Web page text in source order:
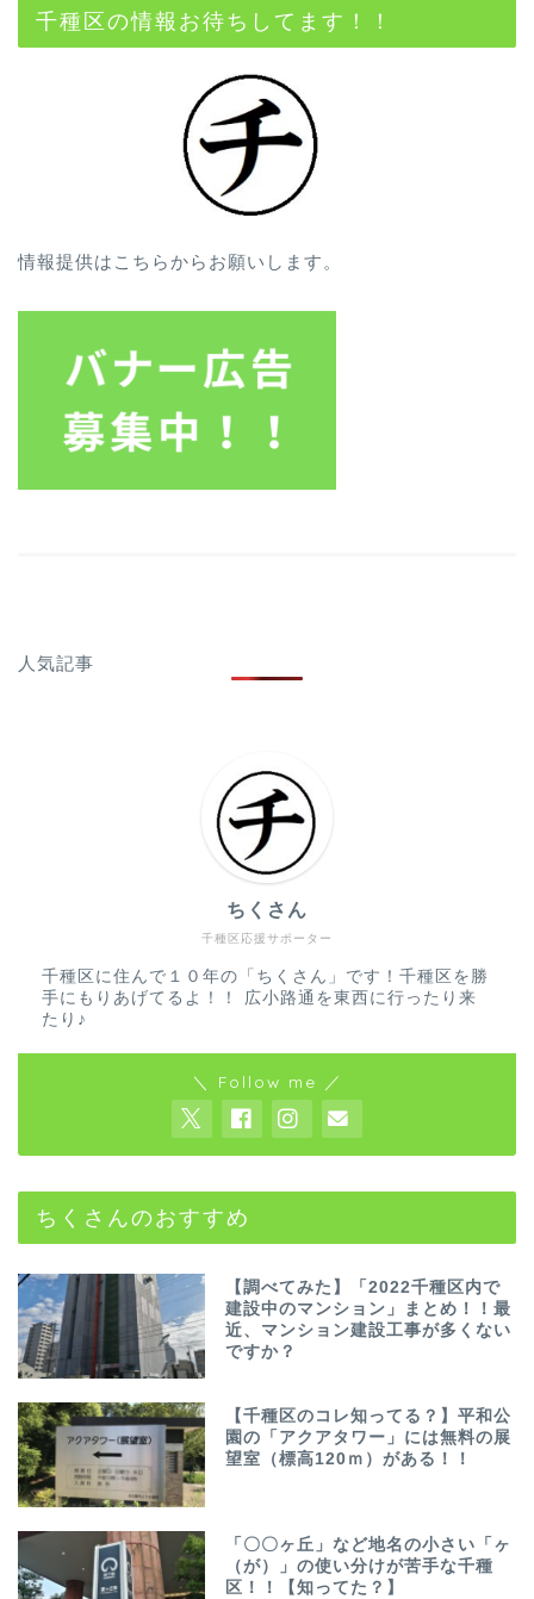
千種区の情報お待ちしてます！！
情報提供はこちらからお願いします。
人気記事
千種区応援サポーター
ちくさん
千種区に住んで１０年の「ちくさん」です！千種区を勝
手にもりあげてるよ！！ 広小路通を東西に行ったり来
たり♪
＼ Follow me ／
ちくさんのおすすめ
【調べてみた】「2022千種区内で
建設中のマンション」まとめ！！最
近、マンション建設工事が多くない
ですか？
【千種区のコレ知ってる？】平和公
園の「アクアタワー」には無料の展
望室（標高120ｍ）がある！！
「〇〇ヶ丘」など地名の小さい「ヶ
（が）」の使い分けが苦手な千種
区！！【知ってた？】